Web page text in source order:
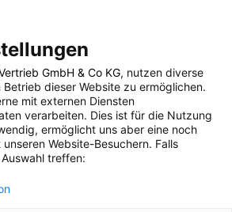
POSTS BY TAG
Nägel
1 BEITRAG
GmbH & Co KG, nutzen diverse
Betrieb dieser Website zu ermöglichen.
mit externen Diensten
verarbeiten. Dies ist für die Nutzung
ermöglicht uns aber eine noch
Website-Besuchern. Falls
treffen: